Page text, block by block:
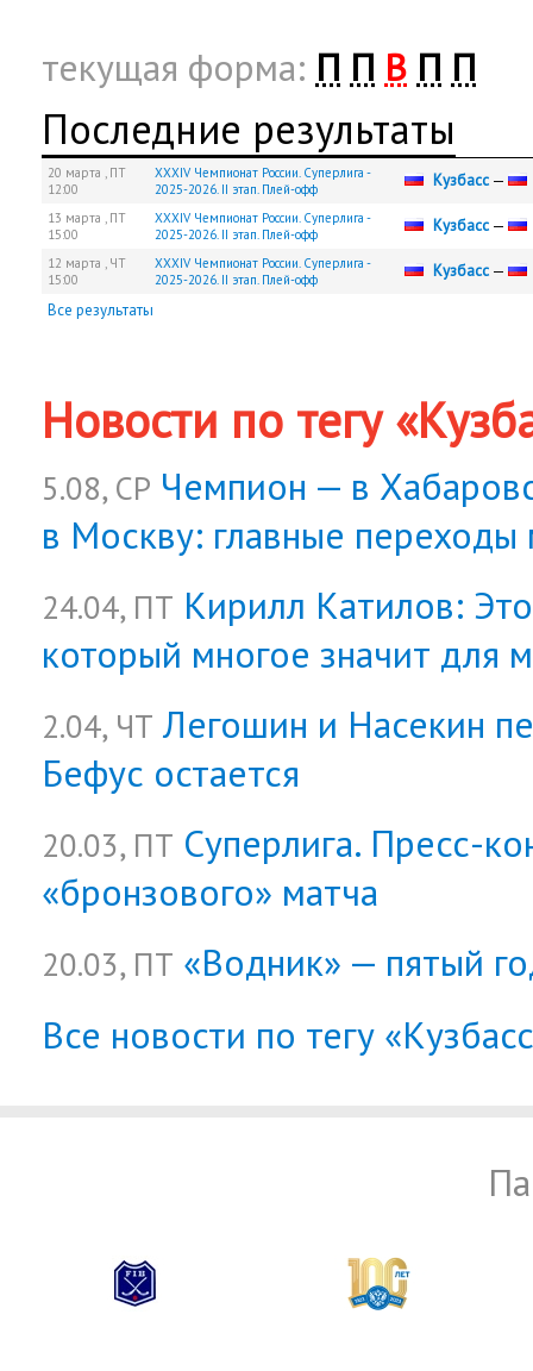
текущая форма: П П В П П
Последние результаты
20 марта , ПТ
12:00
XXXIV Чемпионат России. Суперлига -
2025-2026. II этап. Плей-офф
Кузбасс —
13 марта , ПТ
15:00
XXXIV Чемпионат России. Суперлига -
2025-2026. II этап. Плей-офф
Кузбасс —
12 марта , ЧТ
15:00
XXXIV Чемпионат России. Суперлига -
2025-2026. II этап. Плей-офф
Кузбасс —
Все результаты
Новости по тегу
5.08, СР Чемпион — в
в Москву: главные переходы
24.04, ПТ Кирилл Катилов:
который многое значит для
2.04, ЧТ Легошин и Насекин
Бефус остается
20.03, ПТ Суперлига. Пресс-
«бронзового» матча
20.03, ПТ «Водник» — пятый
Все новости по тегу